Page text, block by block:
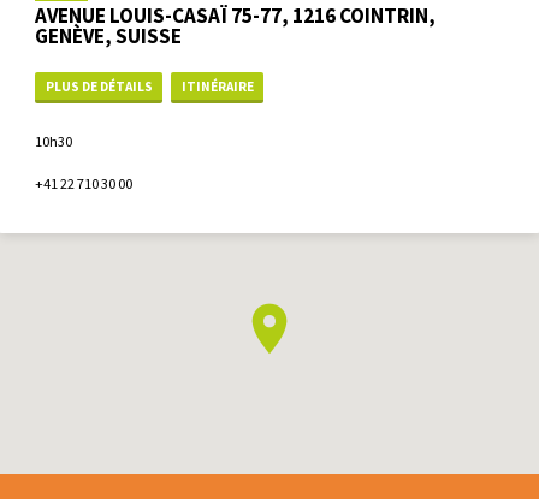
AVENUE LOUIS-CASAÏ 75-77, 1216 COINTRIN,
GENÈVE, SUISSE
PLUS DE DÉTAILS ITINÉRAIRE
10h30
+41 22 710 30 00